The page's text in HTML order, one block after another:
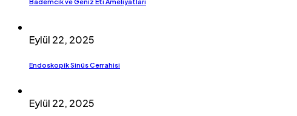
Eylül 22, 2025
Endoskopik Sinüs Cerrahisi
Eylül 22, 2025